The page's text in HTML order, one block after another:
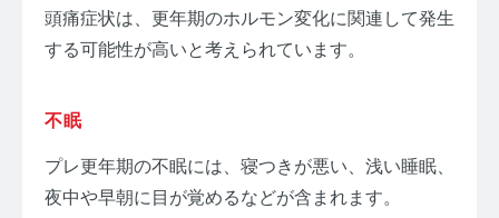
頭痛症状は、更年期のホルモン変化に関連して発生
する可能性が高いと考えられています。
不眠
プレ更年期の不眠には、寝つきが悪い、浅い睡眠、
夜中や早朝に目が覚めるなどが含まれます。